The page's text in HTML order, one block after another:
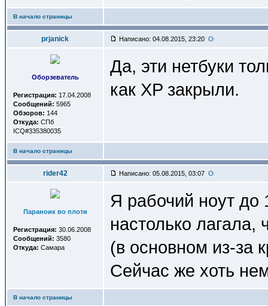
В начало страницы
prjanick Написано: 04.08.2015, 23:20
Оборзеватель
Регистрация: 17.04.2008
Сообщений: 5965
Обзоров: 144
Откуда: СПб
ICQ#335380035
Да, эти нетбуки
как XP закрыли.
В начало страницы
rider42 Написано: 05.08.2015, 03:07
Параноик во плоти
Регистрация: 30.06.2008
Сообщений: 3580
Откуда: Самара
Я рабочий ноут до
настолько
(в основном из-за
Сейчас же хоть
В начало страницы